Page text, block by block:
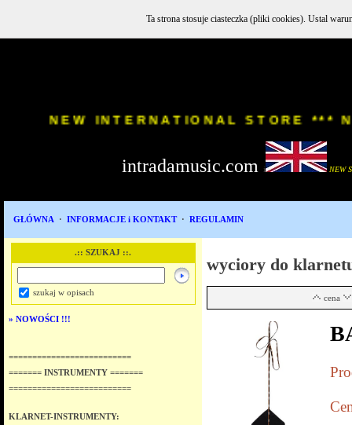
NEW INTERNATIONAL
intradamusic.com i NEW
GŁÓWNA · INFORMACJE i KONTAKT · REGULAMIN
.:: SZUKAJ ::.
szukaj w opisach
» NOWOŚCI !!!
==========================
======= INSTRUMENTY =======
==========================
KLARNET-INSTRUMENTY:
wyciory do
cena
Ta strona stosuje ciasteczka (pliki cookies). Ustal